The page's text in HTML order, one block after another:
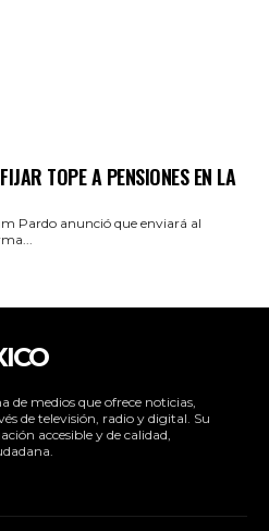
TOPE A PENSIONES EN LA
Pardo anunció que enviará al
de medios que ofrece noticias,
de televisión, radio y digital. Su
accesible y de calidad,